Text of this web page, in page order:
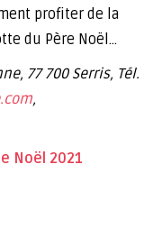
profiter de la
du Père Noël…
77 700 Serris, Tél.
,
Noël 2021